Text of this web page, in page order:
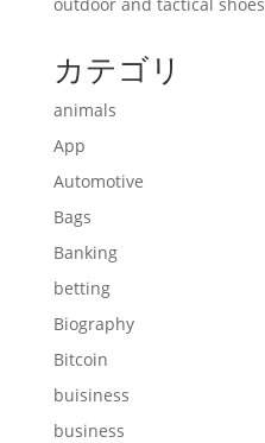
カテゴリ
animals
App
Automotive
Bags
Banking
betting
Biography
Bitcoin
buisiness
business